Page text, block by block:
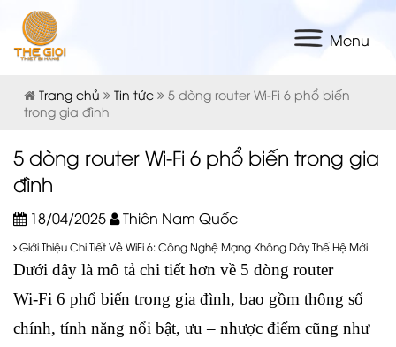
Menu
Trang chủ Tin tức
5 dòng router Wi‑Fi 6 phổ biến
trong gia đình
5 dòng router Wi‑Fi 6 phổ biến trong gia
đình
18/04/2025 Thiên Nam Quốc
Giới Thiệu Chi Tiết Về WiFi 6: Công Nghệ Mạng Không Dây Thế Hệ Mới
Dưới đây là mô tả chi tiết hơn về 5 dòng router
Wi‑Fi 6 phổ biến trong gia đình, bao gồm thông số
chính, tính năng nổi bật, ưu – nhược điểm cũng như